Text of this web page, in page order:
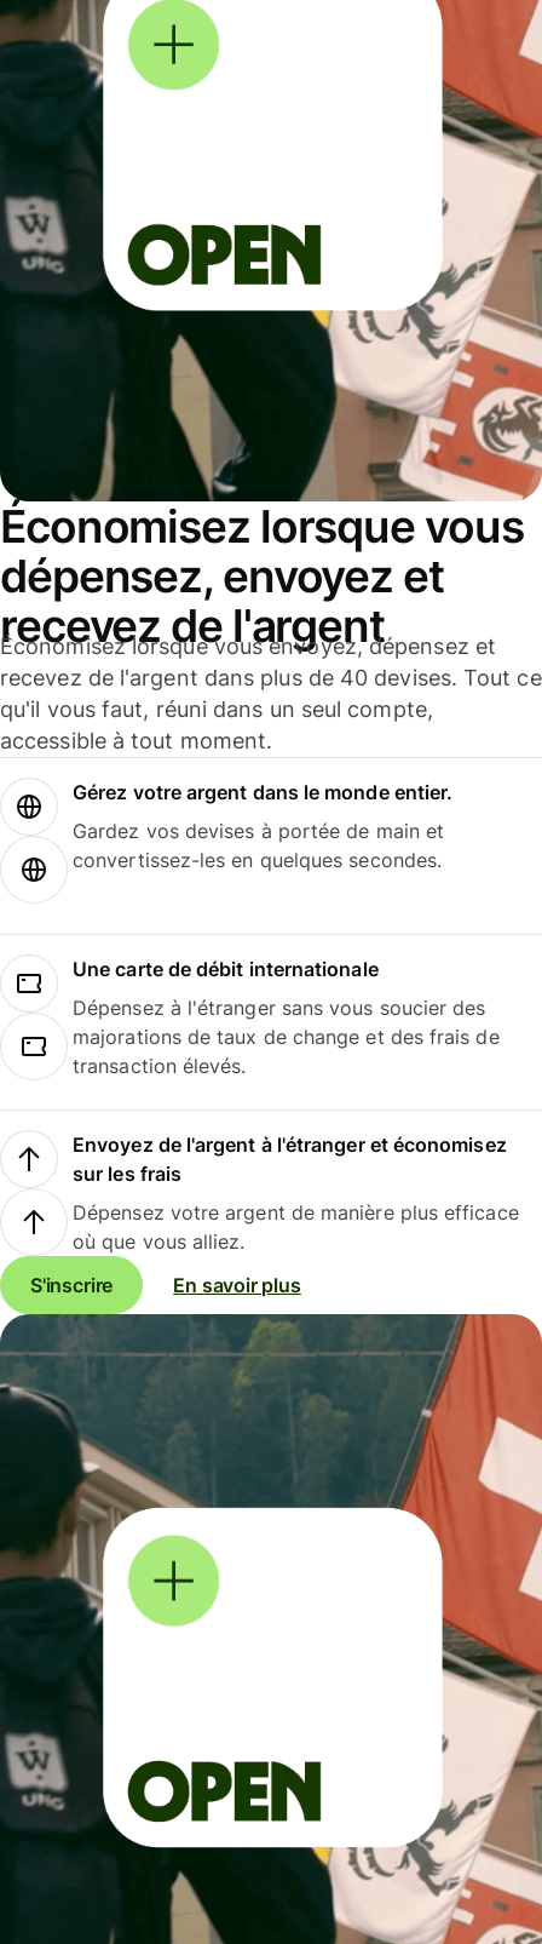
Économisez lorsque vous
dépensez, envoyez et
recevez de l'argent
Économisez lorsque vous envoyez, dépensez et
recevez de l'argent dans plus de 40 devises. Tout ce
qu'il vous faut, réuni dans un seul compte,
accessible à tout moment.
Gérez votre argent dans le monde entier.
Gardez vos devises à portée de main et
convertissez-les en quelques secondes.
Une carte de débit internationale
Dépensez à l'étranger sans vous soucier des
majorations de taux de change et des frais de
transaction élevés.
Envoyez de l'argent à l'étranger et économisez
sur les frais
Dépensez votre argent de manière plus efficace
où que vous alliez.
S'inscrire
En savoir plus